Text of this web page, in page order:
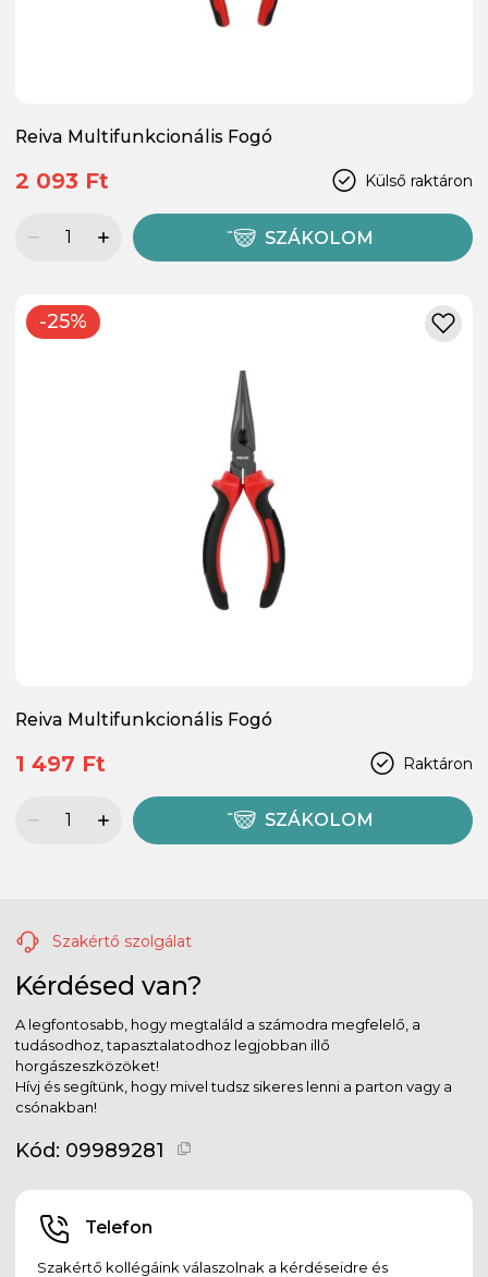
Reiva Multifunkcionális Fogó
Külső raktáron
2 093 Ft
SZÁKOLOM
-25%
Reiva Multifunkcionális Fogó
Raktáron
1 497 Ft
SZÁKOLOM
Szakértő szolgálat
Kérdésed van?
A legfontosabb, hogy megtaláld a számodra megfelelő, a
tudásodhoz, tapasztalatodhoz legjobban illő
horgászeszközöket!
Hívj és segítünk, hogy mivel tudsz sikeres lenni a parton vagy a
csónakban!
Kód: 09989281
Telefon
Szakértő kollégáink válaszolnak a kérdéseidre és